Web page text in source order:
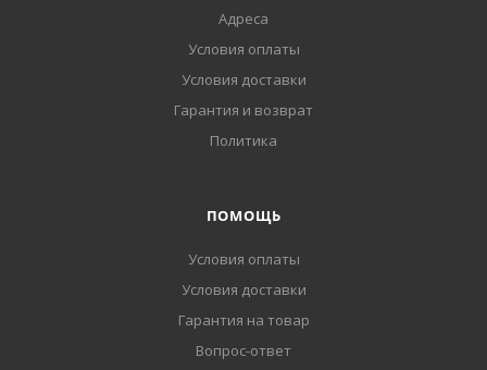
Адреса
Условия оплаты
Условия доставки
Гарантия и возврат
Политика
ПОМОЩЬ
Условия оплаты
Условия доставки
Гарантия на товар
Вопрос-ответ